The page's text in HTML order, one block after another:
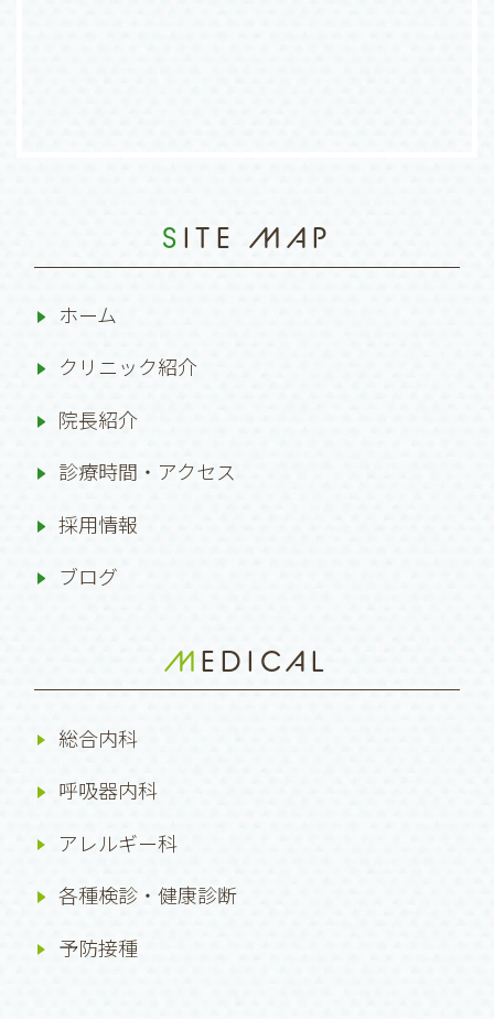
SITE MAP
ホーム
クリニック紹介
院長紹介
診療時間・アクセス
採用情報
ブログ
MEDICAL
総合内科
呼吸器内科
アレルギー科
各種検診・健康診断
予防接種